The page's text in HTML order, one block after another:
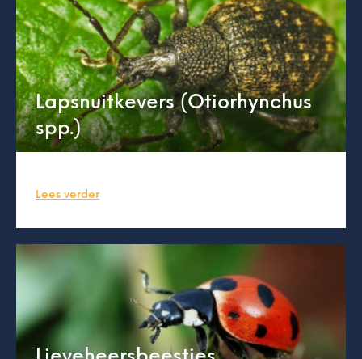
Lapsnuitkevers (Otiorhynchus
spp.)
Lees verder